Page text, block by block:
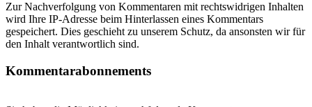
Zur Nachverfolgung von Kommentaren mit rechtswidrigen Inhalten
wird Ihre IP-Adresse beim Hinterlassen eines Kommentars
gespeichert. Dies geschieht zu unserem Schutz, da ansonsten wir für
den Inhalt verantwortlich sind.
Kommentarabonnements